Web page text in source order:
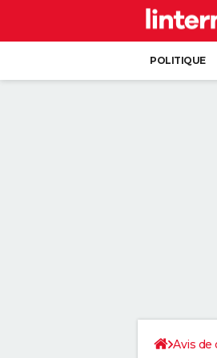
POLITIQUE
Avis de